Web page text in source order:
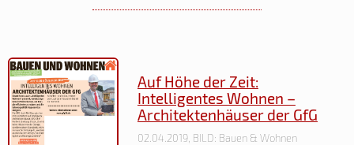
Auf Höhe der Zeit:
Intelligentes Wohnen –
Architektenhäuser der GfG
02.04.2019, BILD: Bauen & Wohnen